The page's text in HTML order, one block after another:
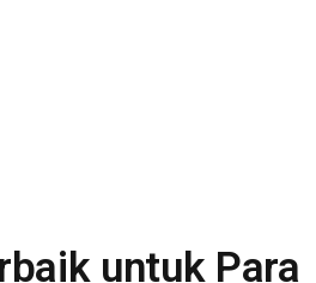
untuk Para